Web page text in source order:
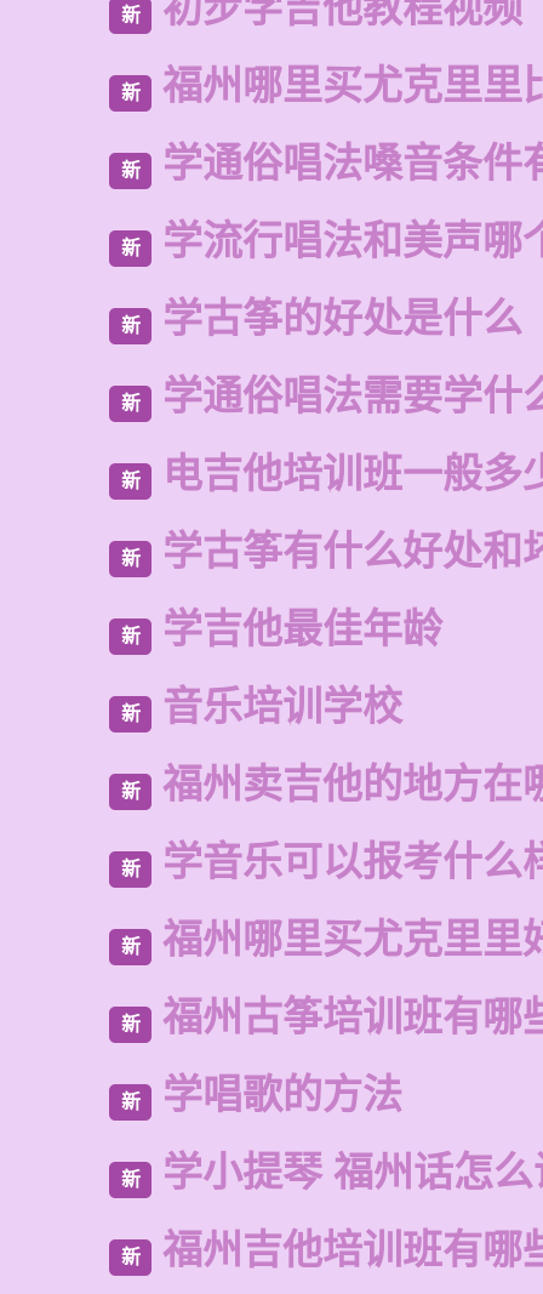
新
新 福州哪里买尤克里里
新 学通俗唱法嗓音条件
新 学流行唱法和美声哪
新 学古筝的好处是什么
新 学通俗唱法需要学什
新 电吉他培训班一般多
新 学古筝有什么好处和
新 学吉他最佳年龄
新 音乐培训学校
新 福州卖吉他的地方在
新 学音乐可以报考什么
新 福州哪里买尤克里里
新 福州古筝培训班有哪
新 学唱歌的方法
新 学小提琴 福州话怎
新 福州吉他培训班有哪